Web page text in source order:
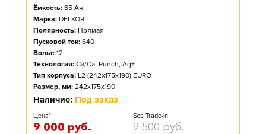
Ёмкость: 65 Ач
Марка: DELKOR
Полярность: Прямая
Пусковой ток: 640
Вольт: 12
Технология: Ca/Ca, Punch, Ag+
Тип корпуса: L2 (242x175x190) EURO
Размер, мм: 242x175x190
Наличие: Под заказ
Цена*
9 000 руб.
Без Trade-in
9 500 руб.